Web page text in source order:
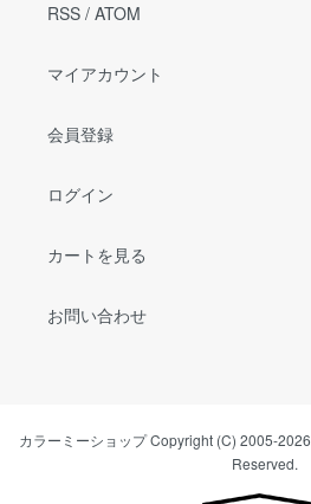
RSS / ATOM
マイアカウント
会員登録
ログイン
カートを見る
お問い合わせ
カラーミーショップCopyright (C) 2005-2026
Reserved.